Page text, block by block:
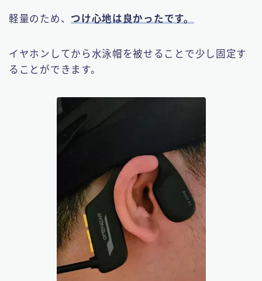
軽量のため、 つけ心地は良かったです。
イヤホンしてから水泳帽を被せることで少し固定す
ることができます。